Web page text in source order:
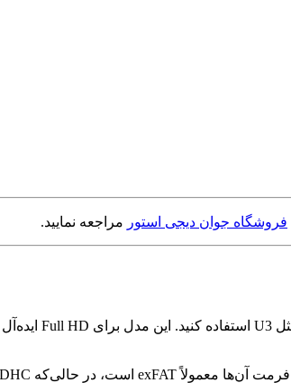
فروشگاه جوان دیجی استور مراجعه نمایید.